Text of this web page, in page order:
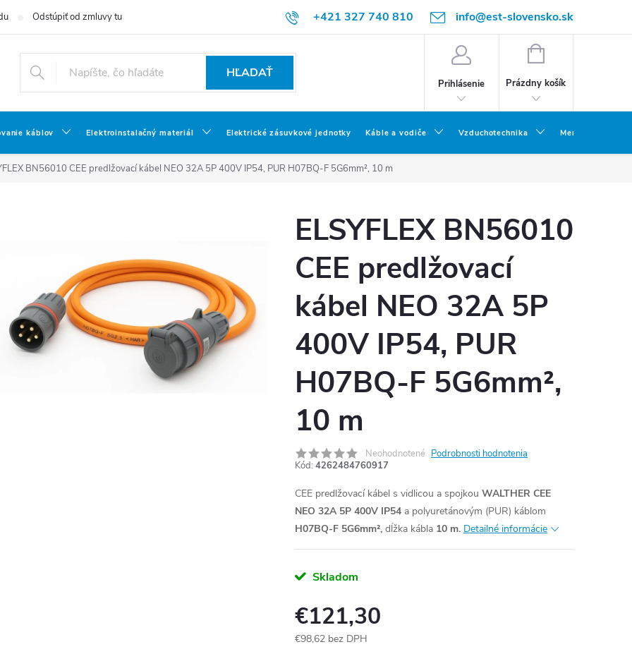
+421 327 740 810 info@est-slovensko.sk
Odstúpiť od zmluvy tu
HĽADAŤ
Prihlásenie
NÁKUPNÝ
Prázdny košík
káblov Elektroinstalačný materiál Elektrické zásuvkové jednotky Káble a vodiče Vzduchotechnika Meracia a
BN56010 CEE predlžovací kábel NEO 32A 5P 400V IP54, PUR H07BQ-F 5G6mm², 10 m
ELSYFLEX BN56010
CEE predlžovací
kábel NEO 32A 5P
400V IP54, PUR
H07BQ-F 5G6mm²,
10 m
Neohodnotené Podrobnosti hodnotenia
Kód: 4262484760917
CEE predlžovací kábel s vidlicou a spojkou WALTHER CEE
NEO 32A 5P 400V IP54 a polyuretánovým (PUR) káblom
H07BQ-F 5G6mm², dĺžka kábla 10 m. Detailné informácie
Skladom
€121,30
€98,62 bez DPH